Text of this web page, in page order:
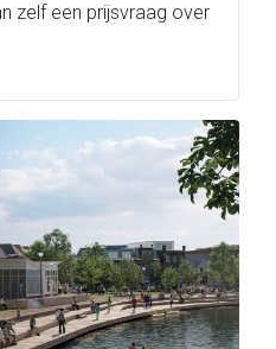
zelf een prijsvraag over